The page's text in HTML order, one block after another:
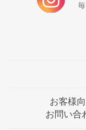
お客様
お問い合